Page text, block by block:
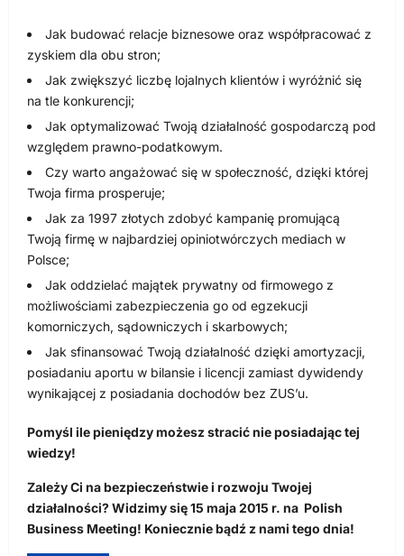
Jak budować relacje biznesowe oraz współpracować z
zyskiem dla obu stron;
Jak zwiększyć liczbę lojalnych klientów i wyróżnić się
na tle konkurencji;
Jak optymalizować Twoją działalność gospodarczą pod
względem prawno-podatkowym.
Czy warto angażować się w społeczność, dzięki której
Twoja firma prosperuje;
Jak za 1997 złotych zdobyć kampanię promującą
Twoją firmę w najbardziej opiniotwórczych mediach w
Polsce;
Jak oddzielać majątek prywatny od firmowego z
możliwościami zabezpieczenia go od egzekucji
komorniczych, sądowniczych i skarbowych;
Jak sfinansować Twoją działalność dzięki amortyzacji,
posiadaniu aportu w bilansie i licencji zamiast dywidendy
wynikającej z posiadania dochodów bez ZUS’u.
Pomyśl ile pieniędzy możesz stracić nie posiadając tej
wiedzy!
Zależy Ci na bezpieczeństwie i rozwoju Twojej
działalności? Widzimy się15 maja 2015 r. na Polish
Business Meeting! Koniecznie bądź z nami tego dnia!